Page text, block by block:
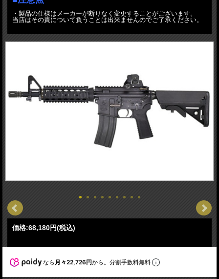
・製品の仕様はメーカーが断りなく変更することがございます。
当店はその責について負うことは出来ませんのでご了承ください。
価格:68,180円(税込)
なら 月々22,726円から。分割手数料無料